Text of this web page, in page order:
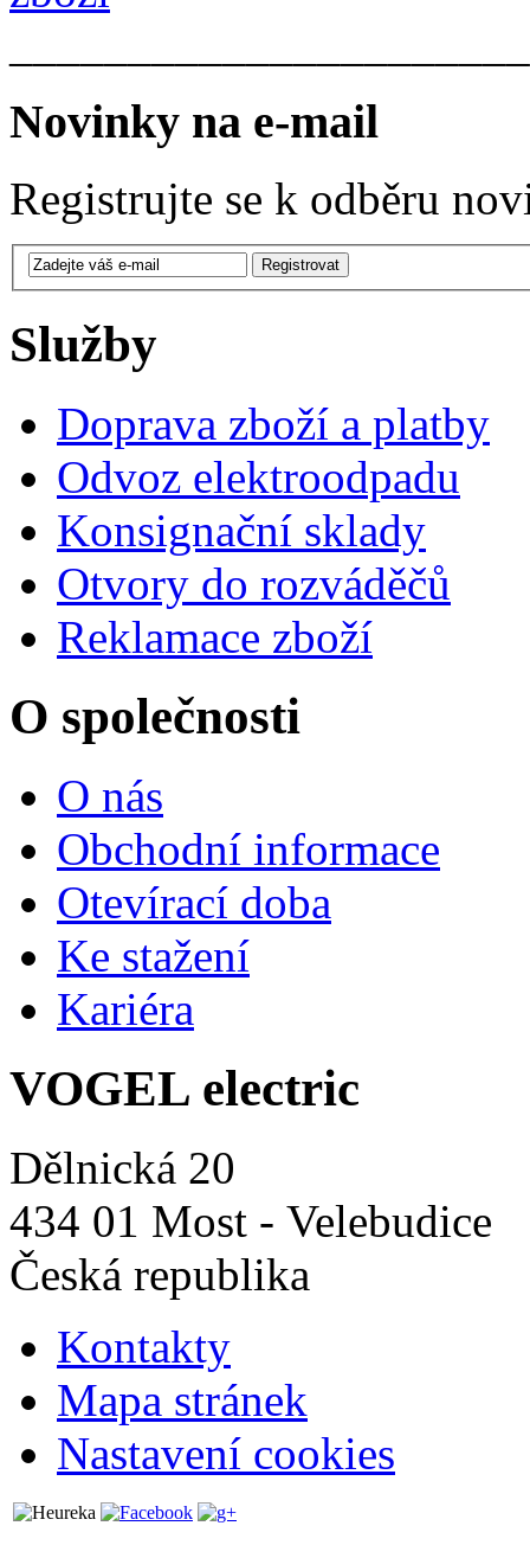
Novinky na e-mail
Registrujte se k odběru
Služby
Doprava zboží a platby
Odvoz elektroodpadu
Konsignační sklady
Otvory do rozváděčů
Reklamace zboží
O společnosti
O nás
Obchodní informace
Otevírací doba
Ke stažení
Kariéra
VOGEL electric
Dělnická 20
434 01 Most - Velebudice
Česká republika
Kontakty
Mapa stránek
Nastavení cookies